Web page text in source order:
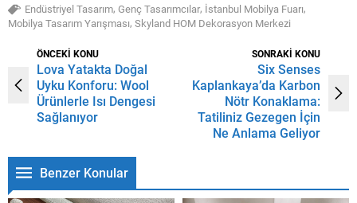
Endüstriyel Tasarım, Genç Tasarımcılar, İstanbul Mobilya Fuarı,
Mobilya Tasarım Yarışması, Skyland HOM Dekorasyon Merkezi
ÖNCEKİ KONU
Lova Yatakta Doğal
Uyku Konforu: Wool
Ürünlerle Isı Dengesi
Sağlanıyor
SONRAKİ KONU
Six Senses
Kaplankaya’da Karbon
Nötr Konaklama:
Tatiliniz Gezegen İçin
Ne Anlama Geliyor
Benzer Konular